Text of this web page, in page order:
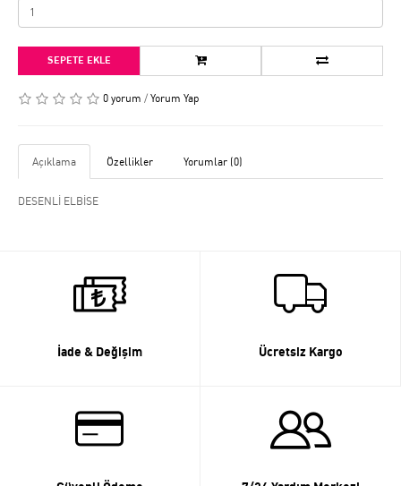
SEPETE EKLE
0 yorum / Yorum Yap
Açıklama Özellikler Yorumlar (0)
DESENLİ ELBİSE
İade & Değişim Ücretsiz Kargo